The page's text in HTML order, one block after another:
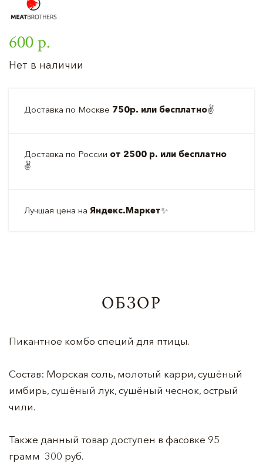
600 р.
Нет в наличии
Доставка по Москве 750р. или бесплатно✌️
Доставка по России от 2500 р. или бесплатно
✌️
Лучшая цена на Яндекс.Маркет✨
ОБЗОР
Пикантное комбо специй для птицы.
Состав: Морская соль, молотый карри, сушёный
имбирь, сушёный лук, сушёный чеснок, острый
чили.
Также данный товар доступен в фасовке 95
грамм 300 руб.